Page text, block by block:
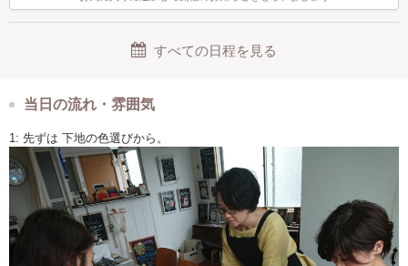
すべての日程を見る
当日の流れ・雰囲気
1: 先ずは 下地の色選びから。